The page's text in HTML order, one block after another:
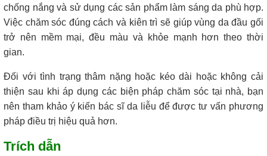
chống nắng và sử dụng các sản phẩm làm sáng da phù hợp.
Việc chăm sóc đúng cách và kiên trì sẽ giúp vùng da đầu gối
trở nên mềm mại, đều màu và khỏe mạnh hơn theo thời
gian.
Đối với tình trạng thâm nặng hoặc kéo dài hoặc không cải
thiện sau khi áp dụng các biện pháp chăm sóc tại nhà, bạn
nên tham khảo ý kiến bác sĩ da liễu để được tư vấn phương
pháp điều trị hiệu quả hơn.
Trích dẫn